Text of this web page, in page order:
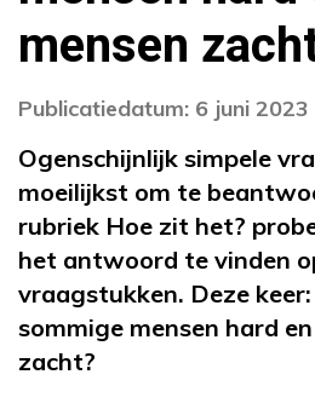
mensen
Publicatiedatum: 6 juni 2023
Ogenschijnlijk simpele
moeilijkst om te
rubriek Hoe zit het?
het antwoord te vinden
vraagstukken. Deze
sommige mensen hard
zacht?